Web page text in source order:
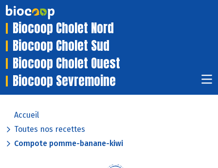
Biocoop Cholet Nord
Biocoop Cholet Sud
Biocoop Cholet Ouest
Biocoop Sevremoine
Accueil
Toutes nos recettes
Compote pomme-banane-kiwi